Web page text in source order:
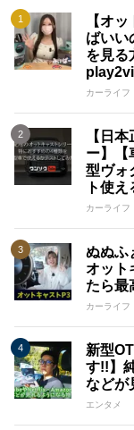
【オ
ばいい
を見る
カーライフ
【日
ー】【
型ヴォ
ト使
カーライフ
ぬぬふ
オット
たら最
カーライフ
新型
す!!】
などが
エンタメ